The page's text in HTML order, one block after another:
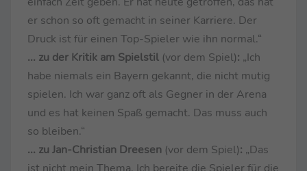
er schon so oft gemacht in seiner Karriere. Der
Druck ist für einen Top-Spieler wie ihn normal.“
... zu der Kritik am Spielstil (vor dem Spiel): „Ich
habe niemals ein Bayern gekannt, die nicht mutig
spielen. Ich war ganz oft als Gegner in der Arena
und es hat keinen Spaß gemacht. Das muss auch
so bleiben.“
... zu Jan-Christian Dreesen (vor dem Spiel): „Das